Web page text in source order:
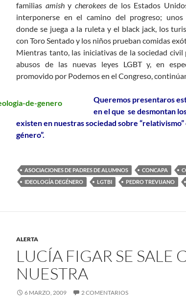
familias amishy cherokeesde los Estados
interponerse en el camino del progreso; unos
donde se juega a la ruleta y el black jack, los
con Toro Sentado y los niños prueban comidas
Mientras tanto, las iniciativas de la sociedad civil
abusos de las nuevas leyes LGBT y, en
promovido por Podemos en el Congreso,
Queremos presentaros
en el que se desmontan
existen en nuestras sociedad sobre “relativismo”
género”.
ASOCIACIONES DE PADRES DE ALUMNOS CONCAPA
IDEOLOGÍA DEGÉNERO
LGTBI PEDRO TREVIJANO
ALERTA
LUCÍA FIGAR SE SALE
NUESTRA
6 MARZO, 2009 2 COMENTARIOS